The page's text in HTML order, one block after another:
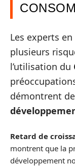
Les experts
plusieurs
l’utilisation du
démontrent
Retard de
montrent que la
développement